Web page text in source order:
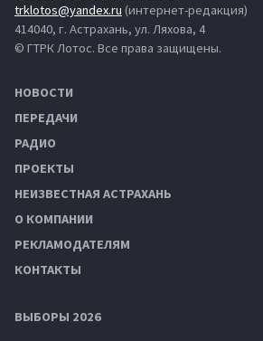
trklotos@yandex.ru (интернет-редакция)
414040, г. Астрахань, ул. Ляхова, 4
© ГТРК Лотос. Все права защищены.
НОВОСТИ
ПЕРЕДАЧИ
РАДИО
ПРОЕКТЫ
НЕИЗВЕСТНАЯ АСТРАХАНЬ
О КОМПАНИИ
РЕКЛАМОДАТЕЛЯМ
КОНТАКТЫ
ВЫБОРЫ 2026